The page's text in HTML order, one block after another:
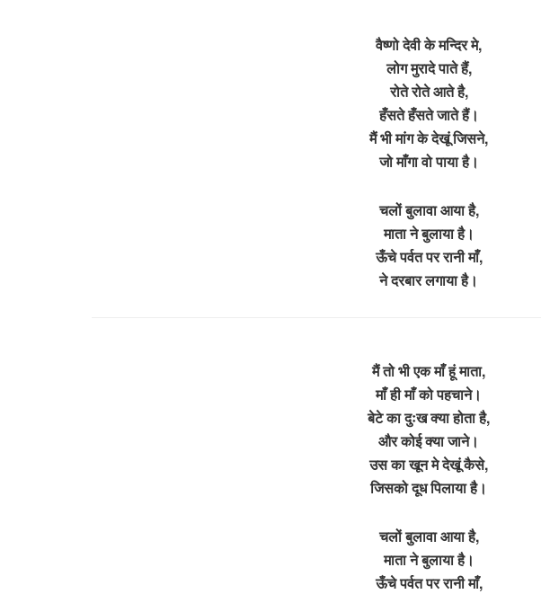
वैष्णो देवी के मन्दिर मे,
लोग मुरादे पाते हैं,
रोते रोते आते है,
हँसते हँसते जाते हैं।
मैं भी मांग के देखूं जिसने,
जो माँगा वो पाया है।
चलों बुलावा आया है,
माता ने बुलाया है।
ऊँचे पर्वत पर रानी माँ,
ने दरबार लगाया है।
मैं तो भी एक माँ हूं माता,
माँ ही माँ को पहचाने।
बेटे का दुःख क्या होता है,
और कोई क्या जाने।
उस का खून मे देखूं कैसे,
जिसको दूध पिलाया है।
चलों बुलावा आया है,
माता ने बुलाया है।
ऊँचे पर्वत पर रानी माँ,